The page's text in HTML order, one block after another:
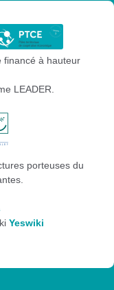
financé à hauteur
LEADER.
porteuses du
Yeswiki